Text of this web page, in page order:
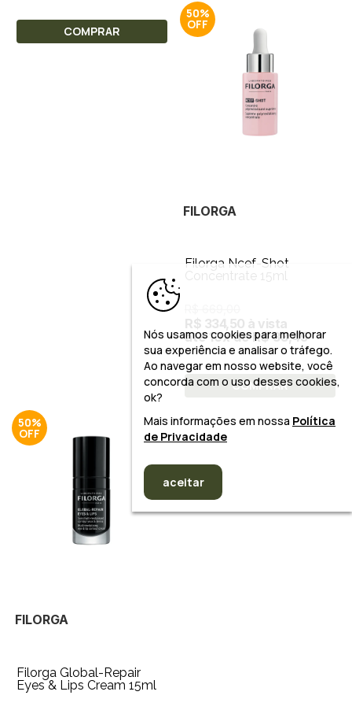
COMPRAR
50%
FILORGA
Filorga Ncef-Shot
Concentrate 15ml
R$ 334,50 à vista
até 10x de R$ 33,45
COMPRAR
50%
FILORGA
Filorga Global-Repair
Eyes & Lips Cream 15ml
Nós usamos cookies para melhorar
sua experiência e analisar o tráfego.
Ao navegar em nosso website, você
concorda com o uso desses cookies,
ok?
Mais informações em nossa Política
de Privacidade
aceitar